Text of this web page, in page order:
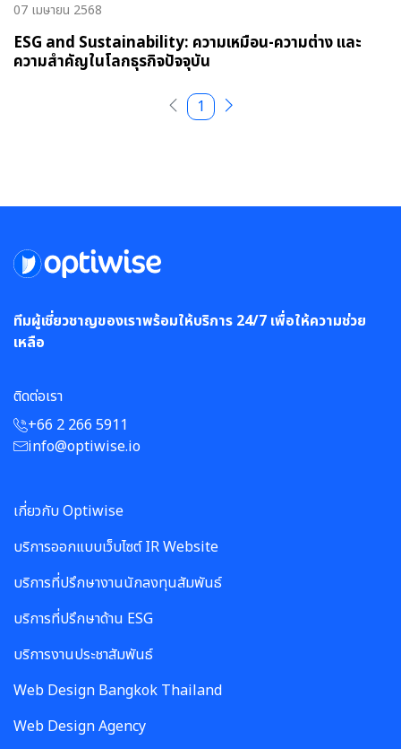
07 เมษายน 2568
ESG and Sustainability: ความเหมือน-ความต่าง และ
ความสำคัญในโลกธุรกิจปัจจุบัน
1
ทีมผู้เชี่ยวชาญของเราพร้อมให้บริการ 24/7 เพื่อให้ความช่วย
เหลือ
ติดต่อเรา
+66 2 266 5911
info@optiwise.io
เกี่ยวกับ Optiwise
บริการออกแบบเว็บไซต์ IR Website
บริการที่ปรึกษางานนักลงทุนสัมพันธ์
บริการที่ปรึกษาด้าน ESG
บริการงานประชาสัมพันธ์
Web Design Bangkok Thailand
Web Design Agency